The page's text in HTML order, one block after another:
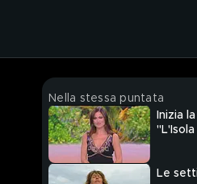
Nella stessa puntata
Inizia
Le